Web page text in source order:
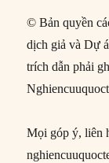
© Bản quyền
dịch giả và Dự
trích dẫn phải
Mọi góp ý, liên